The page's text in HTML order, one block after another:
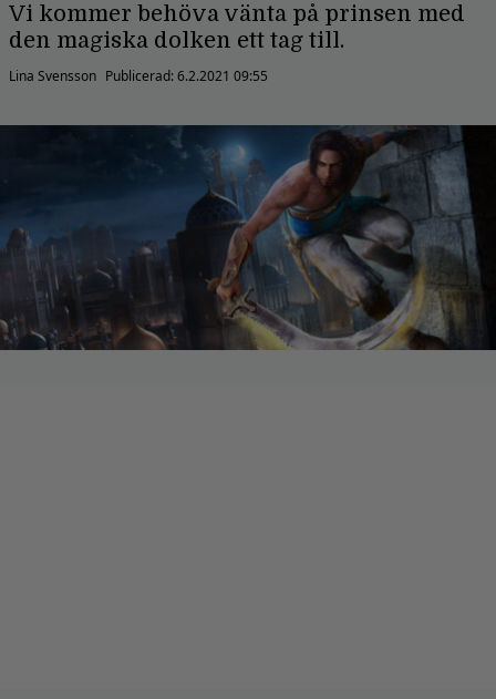
Vi kommer behöva vänta på prinsen med
den magiska dolken ett tag till.
Lina Svensson Publicerad:6.2.2021 09:55